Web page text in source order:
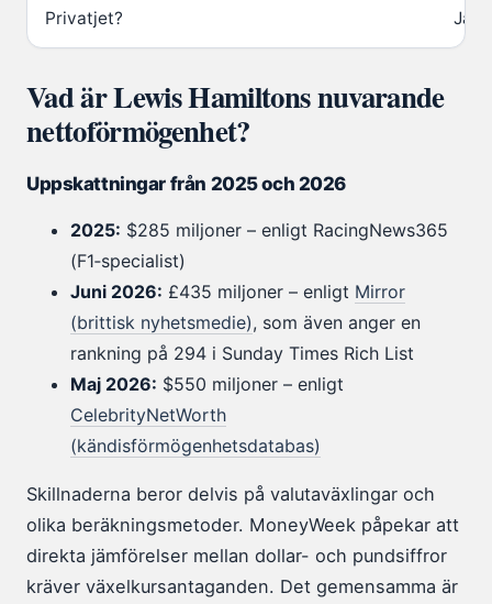
Privatjet? Ja
Vad är Lewis Hamiltons nuvarande
nettoförmögenhet?
Uppskattningar från 2025 och 2026
2025: $285 miljoner – enligt RacingNews365
(F1‑specialist)
Juni 2026: £435 miljoner – enligt Mirror
(brittisk nyhetsmedie), som även anger en
rankning på 294 i Sunday Times Rich List
Maj 2026: $550 miljoner – enligt
CelebrityNetWorth
(kändisförmögenhetsdatabas)
Skillnaderna beror delvis på valutaväxlingar och
olika beräkningsmetoder. MoneyWeek påpekar att
direkta jämförelser mellan dollar- och pundsiffror
kräver växelkursantaganden. Det gemensamma är